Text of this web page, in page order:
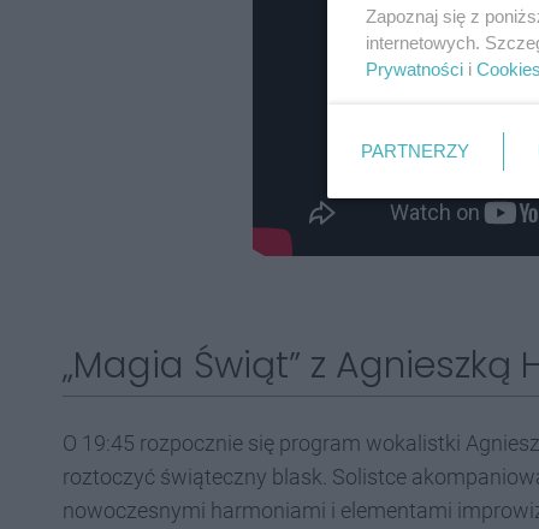
„Magia Świąt” z Agnieszką
O 19:45 rozpocznie się program wokalistki
roztoczyć świąteczny blask. Solistce
nowoczesnymi harmoniami i elementami
Zapoznaj się z
internetowych.
Prywatności i Cookies
PARTNERZY